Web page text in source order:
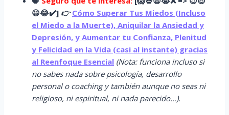
😃😂✔️] 👉 Cómo Superar Tus Miedos (Incluso
el Miedo a la Muerte), Aniquilar la Ansiedad y
Depresión, y Aumentar tu Confianza, Plenitud
y Felicidad en la Vida (casi al instante) gracias
al Reenfoque Esencial (Nota: funciona incluso si
no sabes nada sobre psicología, desarrollo
personal o coaching y también aunque no seas ni
religioso, ni espiritual, ni nada parecido…).